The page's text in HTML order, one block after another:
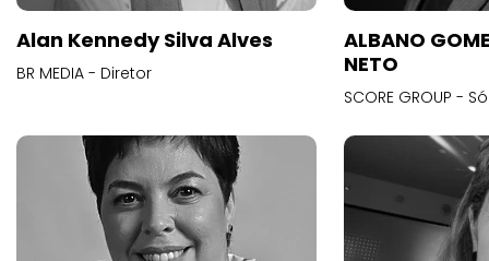
Alan Kennedy Silva Alves
BR MEDIA - Diretor
ALBANO
NETO
SCORE GROUP -